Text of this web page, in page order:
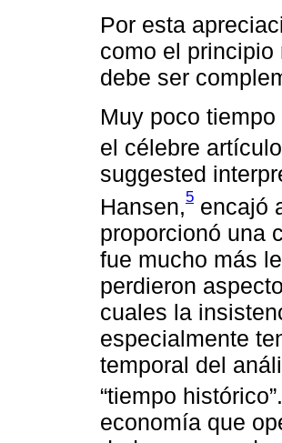
Por esta
como el principio
debe ser
Muy poco
el célebre
suggested
Hansen,5 encajó
proporcionó una
fue mucho más
perdieron
cuales la
especialmente
temporal del
“tiempo
economía que